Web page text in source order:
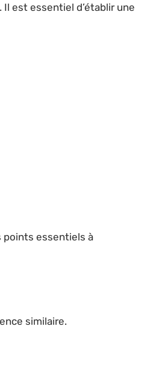
est essentiel d’établir une
points essentiels à
similaire.